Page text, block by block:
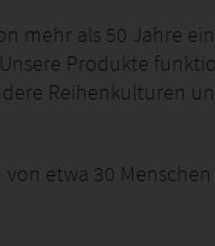
mehr als 50 Jahre
Produkte
Reihenkulturen
von etwa 30
Produkte. Durch
Bau von Maschinen